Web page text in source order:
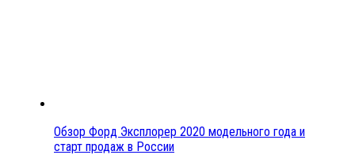
Обзор Форд Эксплорер 2020 модельного года и
старт продаж в России